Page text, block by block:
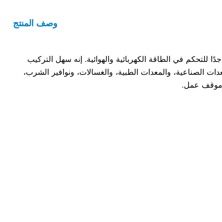
وصف المنتج
للتحكم في الطاقة الكهربائية والهوائية. إنه سهل التركيب
الصناعية، والمعدات الطبية، والغسالات، ونوافير الشرب،
موقف عمل.